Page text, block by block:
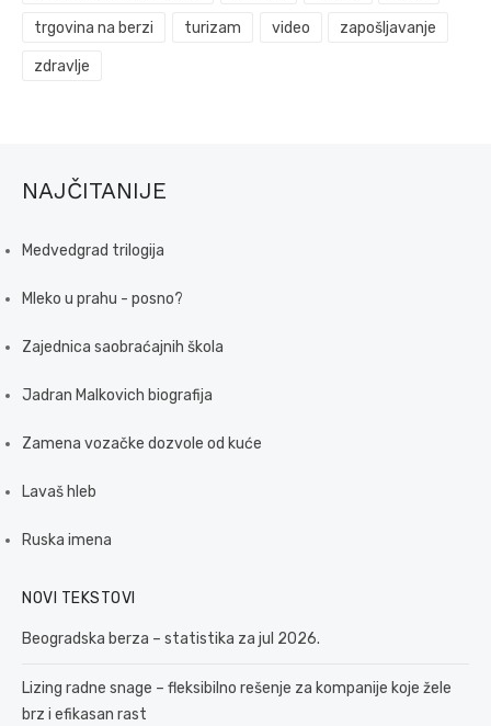
trgovina na berzi turizam video zapošljavanje
zdravlje
NAJČITANIJE
Medvedgrad trilogija
Mleko u prahu - posno?
Zajednica saobraćajnih škola
Jadran Malkovich biografija
Zamena vozačke dozvole od kuće
Lavaš hleb
Ruska imena
NOVI TEKSTOVI
Beogradska berza – statistika za jul 2026.
Lizing radne snage – fleksibilno rešenje za kompanije koje žele
brz i efikasan rast